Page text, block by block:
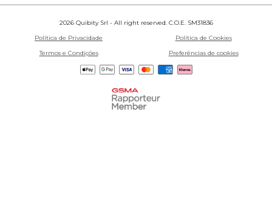
2026 Quibity Srl - All right reserved. C.O.E. SM31836
Política de Privacidade
Política de Cookies
Termos e Condições
Preferências de cookies